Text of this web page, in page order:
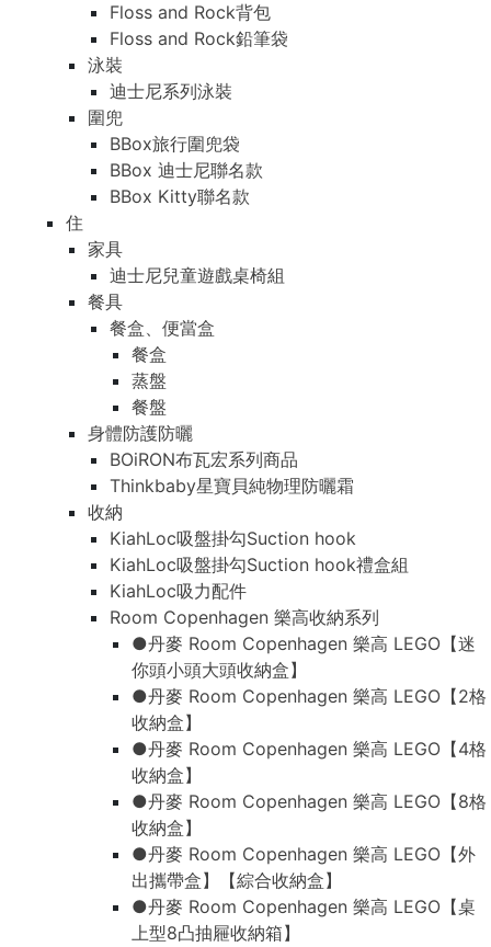
Floss and Rock背包
Floss and Rock鉛筆袋
泳裝
迪士尼系列泳裝
圍兜
BBox旅行圍兜袋
BBox 迪士尼聯名款
BBox Kitty聯名款
住
家具
迪士尼兒童遊戲桌椅組
餐具
餐盒、便當盒
餐盒
蒸盤
餐盤
身體防護防曬
BOiRON布瓦宏系列商品
Thinkbaby星寶貝純物理防曬霜
收納
KiahLoc吸盤掛勾Suction hook
KiahLoc吸盤掛勾Suction hook禮盒組
KiahLoc吸力配件
Room Copenhagen 樂高收納系列
●丹麥 Room Copenhagen 樂高 LEGO【迷
你頭小頭大頭收納盒】
●丹麥 Room Copenhagen 樂高 LEGO【2格
收納盒】
●丹麥 Room Copenhagen 樂高 LEGO【4格
收納盒】
●丹麥 Room Copenhagen 樂高 LEGO【8格
收納盒】
●丹麥 Room Copenhagen 樂高 LEGO【外
出攜帶盒】【綜合收納盒】
●丹麥 Room Copenhagen 樂高 LEGO【桌
上型8凸抽屜收納箱】